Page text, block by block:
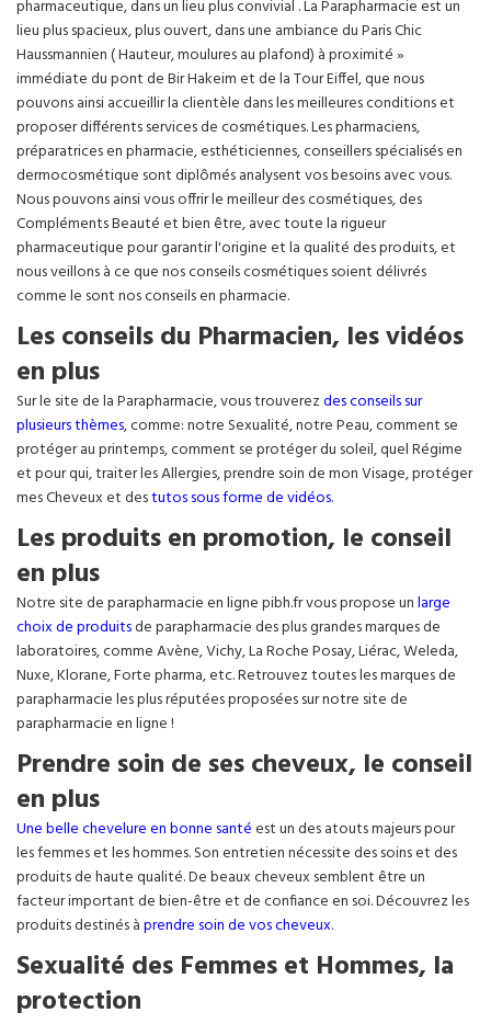
pharmaceutique, dans un lieu plus convivial . La Parapharmacie est un
lieu plus spacieux, plus ouvert, dans une ambiance du Paris Chic
Haussmannien ( Hauteur, moulures au plafond) à proximité »
immédiate du pont de Bir Hakeim et de la Tour Eiffel, que nous
pouvons ainsi accueillir la clientèle dans les meilleures conditions et
proposer différents services de cosmétiques. Les pharmaciens,
préparatrices en pharmacie, esthéticiennes, conseillers spécialisés en
dermocosmétique sont diplômés analysent vos besoins avec vous.
Nous pouvons ainsi vous offrir le meilleur des cosmétiques, des
Compléments Beauté et bien être, avec toute la rigueur
pharmaceutique pour garantir l'origine et la qualité des produits, et
nous veillons à ce que nos conseils cosmétiques soient délivrés
comme le sont nos conseils en pharmacie.
Les conseils du Pharmacien, les vidéos
en plus
Sur le site de la Parapharmacie, vous trouverezdes conseils sur
plusieurs thèmes, comme: notre Sexualité, notre Peau, comment se
protéger au printemps, comment se protéger du soleil, quel Régime
et pour qui, traiter les Allergies, prendre soin de mon Visage, protéger
mes Cheveux et destutos sous forme de vidéos.
Les produits en promotion, le conseil
en plus
Notre site de parapharmacie en ligne pibh.fr vous propose unlarge
choix de produitsde parapharmacie des plus grandes marques de
laboratoires, comme Avène, Vichy, La Roche Posay, Liérac, Weleda,
Nuxe, Klorane, Forte pharma, etc. Retrouvez toutes les marques de
parapharmacie les plus réputées proposées sur notre site de
parapharmacie en ligne !
Prendre soin de ses cheveux, le conseil
en plus
Une belle chevelure en bonne santéest un des atouts majeurs pour
les femmes et les hommes. Son entretien nécessite des soins et des
produits de haute qualité. De beaux cheveux semblent être un
facteur important de bien-être et de confiance en soi. Découvrez les
produits destinés àprendre soin de vos cheveux.
Sexualité des Femmes et Hommes, la
protection